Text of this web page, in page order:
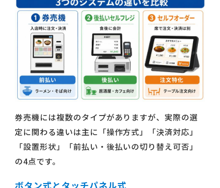
券売機には複数のタイプがありますが、実際の選
定に関わる違いは主に「操作方式」「決済対応」
「設置形状」「前払い・後払いの切り替え可否」
の4点です。
ボタン式とタッチパネル式